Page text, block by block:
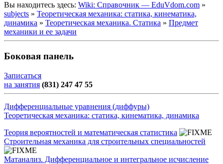
Вы находитесь здесь: Wiki: Справочник — EduVdom.com »
subjects » Теоретическая механика: статика, кинематика,
динамика » Теоретическая механика. Статика » Предмет
механики и ее задачи
Боковая панель
Записаться
на занятия (831) 247 47 55
Дифференциальные уравнения (диффуры)
Теоретическая механика: статика, кинематика, динамика
Теория вероятностей и математическая статистика
Строительная механика для строительных специальностей
Матанализ. Дифференциальное и интегральное исчисление